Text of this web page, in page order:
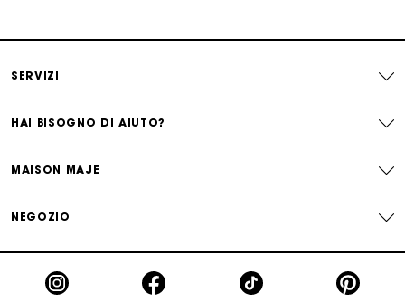
SERVIZI
HAI BISOGNO DI AIUTO?
MAISON MAJE
NEGOZIO